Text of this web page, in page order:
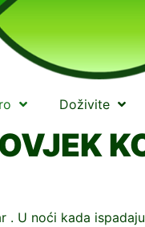
Doživite
. U noći kada